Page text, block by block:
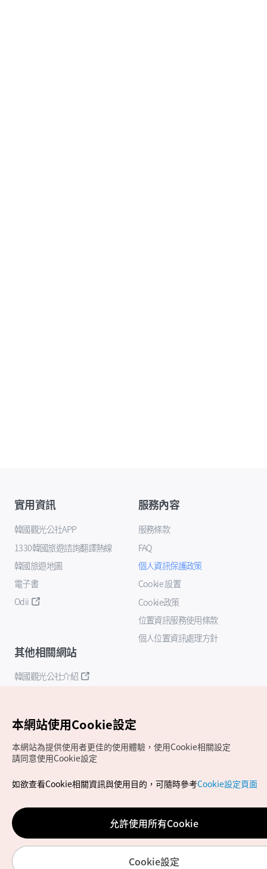
實用資訊
韓國觀光公社APP
1330韓國旅遊諮詢翻譯熱線
韓國旅遊地圖
電子書
Odii
服務內容
服務條款
FAQ
個人資訊保護政策
Cookie 設置
Cookie政策
位置資訊服務使用條款
個人位置資訊處理方針
其他相關網站
韓國觀光公社介紹
Copyrights (c) 韓國觀光公社版權所有
如有相關疑問或建議，歡迎來信至官方信箱
chinese_big5@knto.or.kr
本網站使用Cookie設定
本網站為提供使用者更佳的使用體驗，使用Cookie相關設定
請同意使用Cookie設定
如欲查看Cookie相關資訊與使用目的，可隨時參考Cookie設定頁面
允許使用所有Cookie
Cookie設定